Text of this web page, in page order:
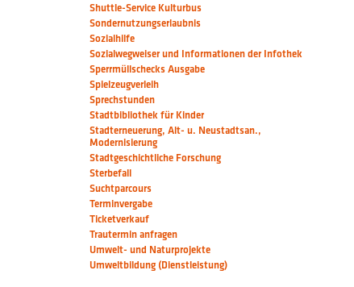
Shuttle-Service Kulturbus
Sondernutzungserlaubnis
Sozialhilfe
Sozialwegweiser und Informationen der Infothek
Sperrmüllschecks Ausgabe
Spielzeugverleih
Sprechstunden
Stadtbibliothek für Kinder
Stadterneuerung, Alt- u. Neustadtsan.,
Modernisierung
Stadtgeschichtliche Forschung
Sterbefall
Suchtparcours
Terminvergabe
Ticketverkauf
Trautermin anfragen
Umwelt- und Naturprojekte
Umweltbildung (Dienstleistung)